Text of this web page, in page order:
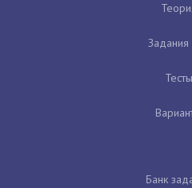
Задания
Тесты
Банк